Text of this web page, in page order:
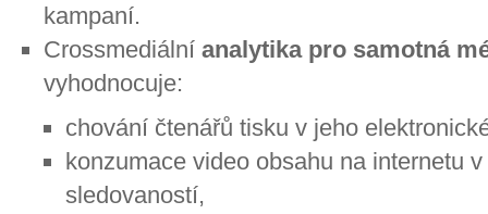
kampaní.
Crossmediální analytika pro samotná
vyhodnocuje:
chování čtenářů tisku v jeho
konzumace video obsahu na internetu
sledovaností,